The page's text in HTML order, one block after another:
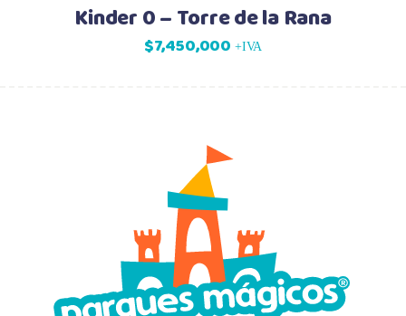
Kinder 0 – Torre de la Rana
$7,450,000 +IVA